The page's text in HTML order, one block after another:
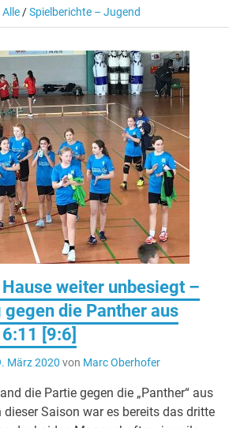
Alle/Spielberichte – Jugend
weiter unbesiegt –
die Panther aus
[9:6]
März 2020 von Marc Oberhofer
die Partie gegen die „Panther“ aus
Saison war es bereits das dritte